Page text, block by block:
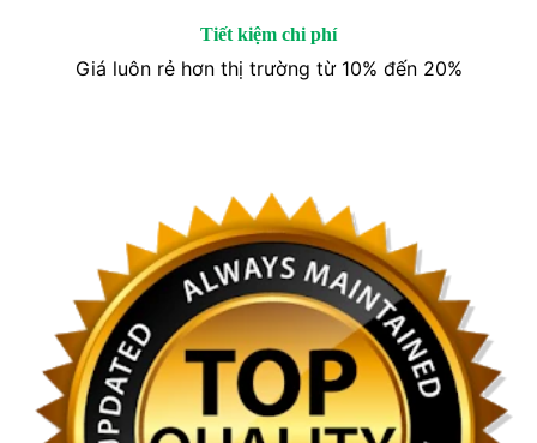
Tiết kiệm chi phí
Giá luôn rẻ hơn thị trường từ 10% đến 20%